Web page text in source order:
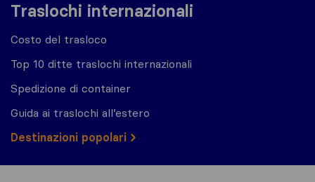
Traslochi internazionali
Costo del trasloco
Top 10 ditte traslochi internazionali
Spedizione di container
Guida ai traslochi all’estero
Destinazioni popolari